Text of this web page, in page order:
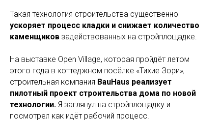
Такая технология строительства существенно
ускоряет процесс кладки и снижает количество
каменщиков задействованных на стройплощадке.
На выставке Open Village, которая пройдёт летом
этого года в коттеджном посёлке «Тихие Зори»,
строительная компания BauHaus реализует
пилотный проект строительства дома по новой
технологии. Я заглянул на стройплощадку и
посмотрел как идёт рабочий процесс.